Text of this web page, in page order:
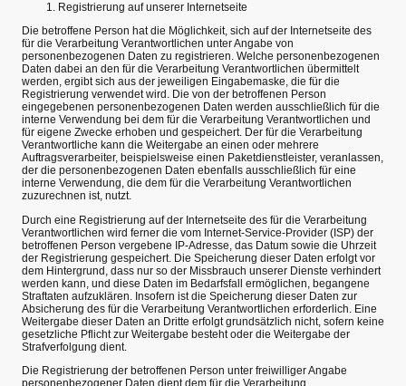
Registrierung auf unserer Internetseite
Die betroffene Person hat die Möglichkeit, sich auf der Internetseite des
für die Verarbeitung Verantwortlichen unter Angabe von
personenbezogenen Daten zu registrieren. Welche personenbezogenen
Daten dabei an den für die Verarbeitung Verantwortlichen übermittelt
werden, ergibt sich aus der jeweiligen Eingabemaske, die für die
Registrierung verwendet wird. Die von der betroffenen Person
eingegebenen personenbezogenen Daten werden ausschließlich für die
interne Verwendung bei dem für die Verarbeitung Verantwortlichen und
für eigene Zwecke erhoben und gespeichert. Der für die Verarbeitung
Verantwortliche kann die Weitergabe an einen oder mehrere
Auftragsverarbeiter, beispielsweise einen Paketdienstleister, veranlassen,
der die personenbezogenen Daten ebenfalls ausschließlich für eine
interne Verwendung, die dem für die Verarbeitung Verantwortlichen
zuzurechnen ist, nutzt.
Durch eine Registrierung auf der Internetseite des für die Verarbeitung
Verantwortlichen wird ferner die vom Internet-Service-Provider (ISP) der
betroffenen Person vergebene IP-Adresse, das Datum sowie die Uhrzeit
der Registrierung gespeichert. Die Speicherung dieser Daten erfolgt vor
dem Hintergrund, dass nur so der Missbrauch unserer Dienste verhindert
werden kann, und diese Daten im Bedarfsfall ermöglichen, begangene
Straftaten aufzuklären. Insofern ist die Speicherung dieser Daten zur
Absicherung des für die Verarbeitung Verantwortlichen erforderlich. Eine
Weitergabe dieser Daten an Dritte erfolgt grundsätzlich nicht, sofern keine
gesetzliche Pflicht zur Weitergabe besteht oder die Weitergabe der
Strafverfolgung dient.
Die Registrierung der betroffenen Person unter freiwilliger Angabe
personenbezogener Daten dient dem für die Verarbeitung